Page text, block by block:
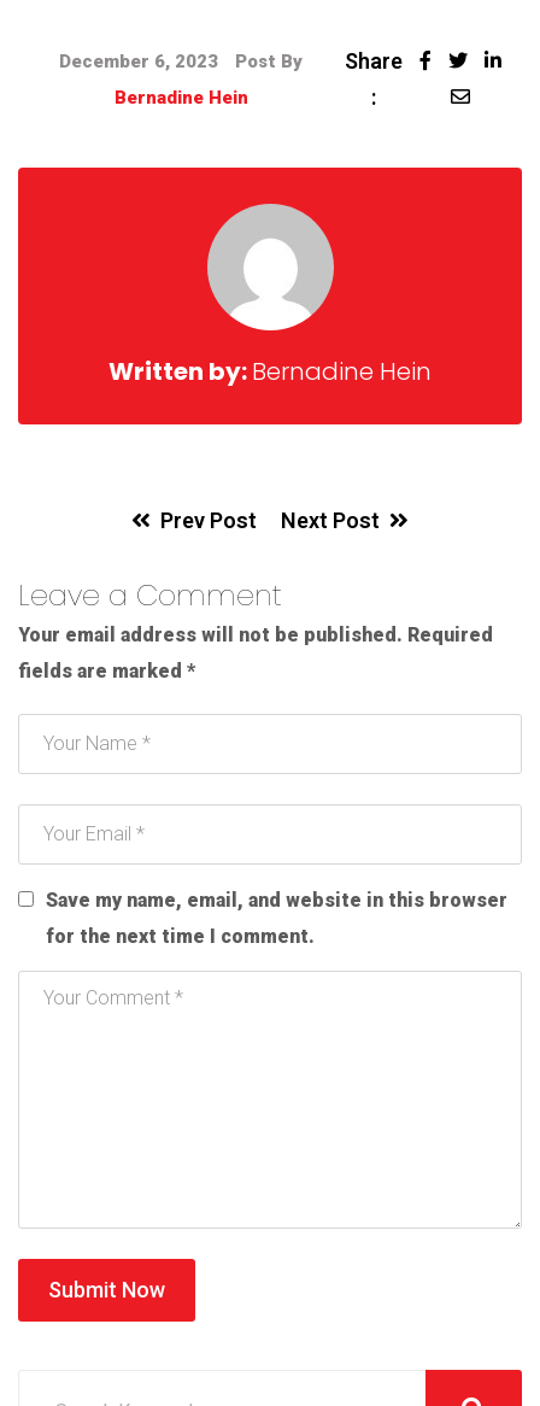
December 6, 2023
Post By
Bernadine Hein
Share
:
Written by:Bernadine Hein
Prev Post Next Post
Leave a Comment
Your email address will not be published. Required
fields are marked *
Save my name, email, and website in this browser
for the next time I comment.
Submit Now